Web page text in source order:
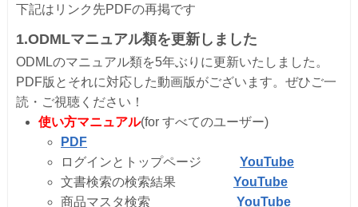
下記はリンク先PDFの再掲です
1.ODMLマニュアル類を更新しました
ODMLのマニュアル類を5年ぶりに更新いたしました。
PDF版とそれに対応した動画版がございます。ぜひご一
読・ ご視聴ください！
使い方マニュアル(for すべてのユーザー)
PDF
ログインとトップページ YouTube
文書検索の検索結果 YouTube
商品マスタ検索 YouTube